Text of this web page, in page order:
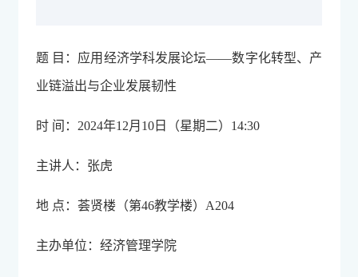
题 目：应用经济学科发展论坛——数字化转型、产
业链溢出与企业发展韧性
时 间：2024年12月10日（星期二）14:30
主讲人：张虎
地 点：荟贤楼（第46教学楼）A204
主办单位：经济管理学院